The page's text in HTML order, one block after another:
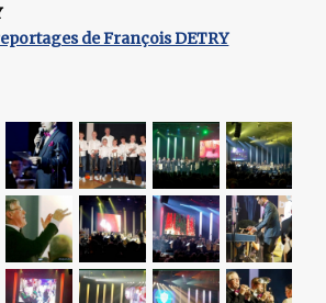
de François DETRY